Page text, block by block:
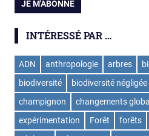
INTÉRESSÉ PAR …
ADN anthropologie arbres
biodiversité
biodiversité négligée
champignon
changements
expérimentation
Forêt forêts